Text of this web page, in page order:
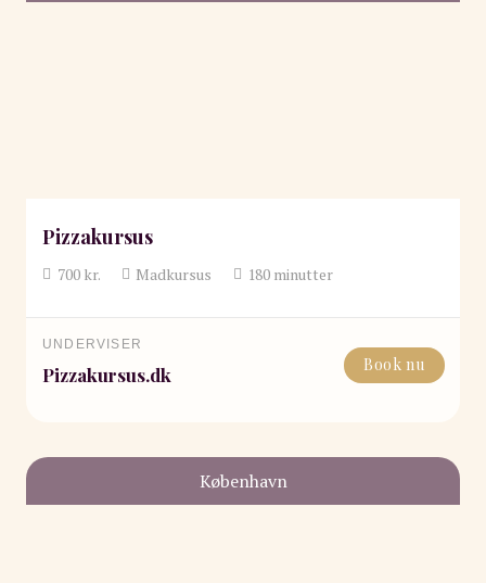
Pizzakursus
700kr. Madkursus 180 minutter
UNDERVISER
Pizzakursus.dk Book nu
København